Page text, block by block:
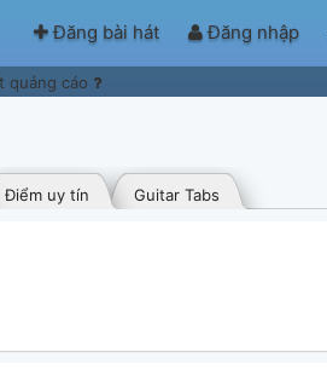
Đăng bài hát Đăng nhập
quảng cáo
Guitar Tabs
Điểm uy tín